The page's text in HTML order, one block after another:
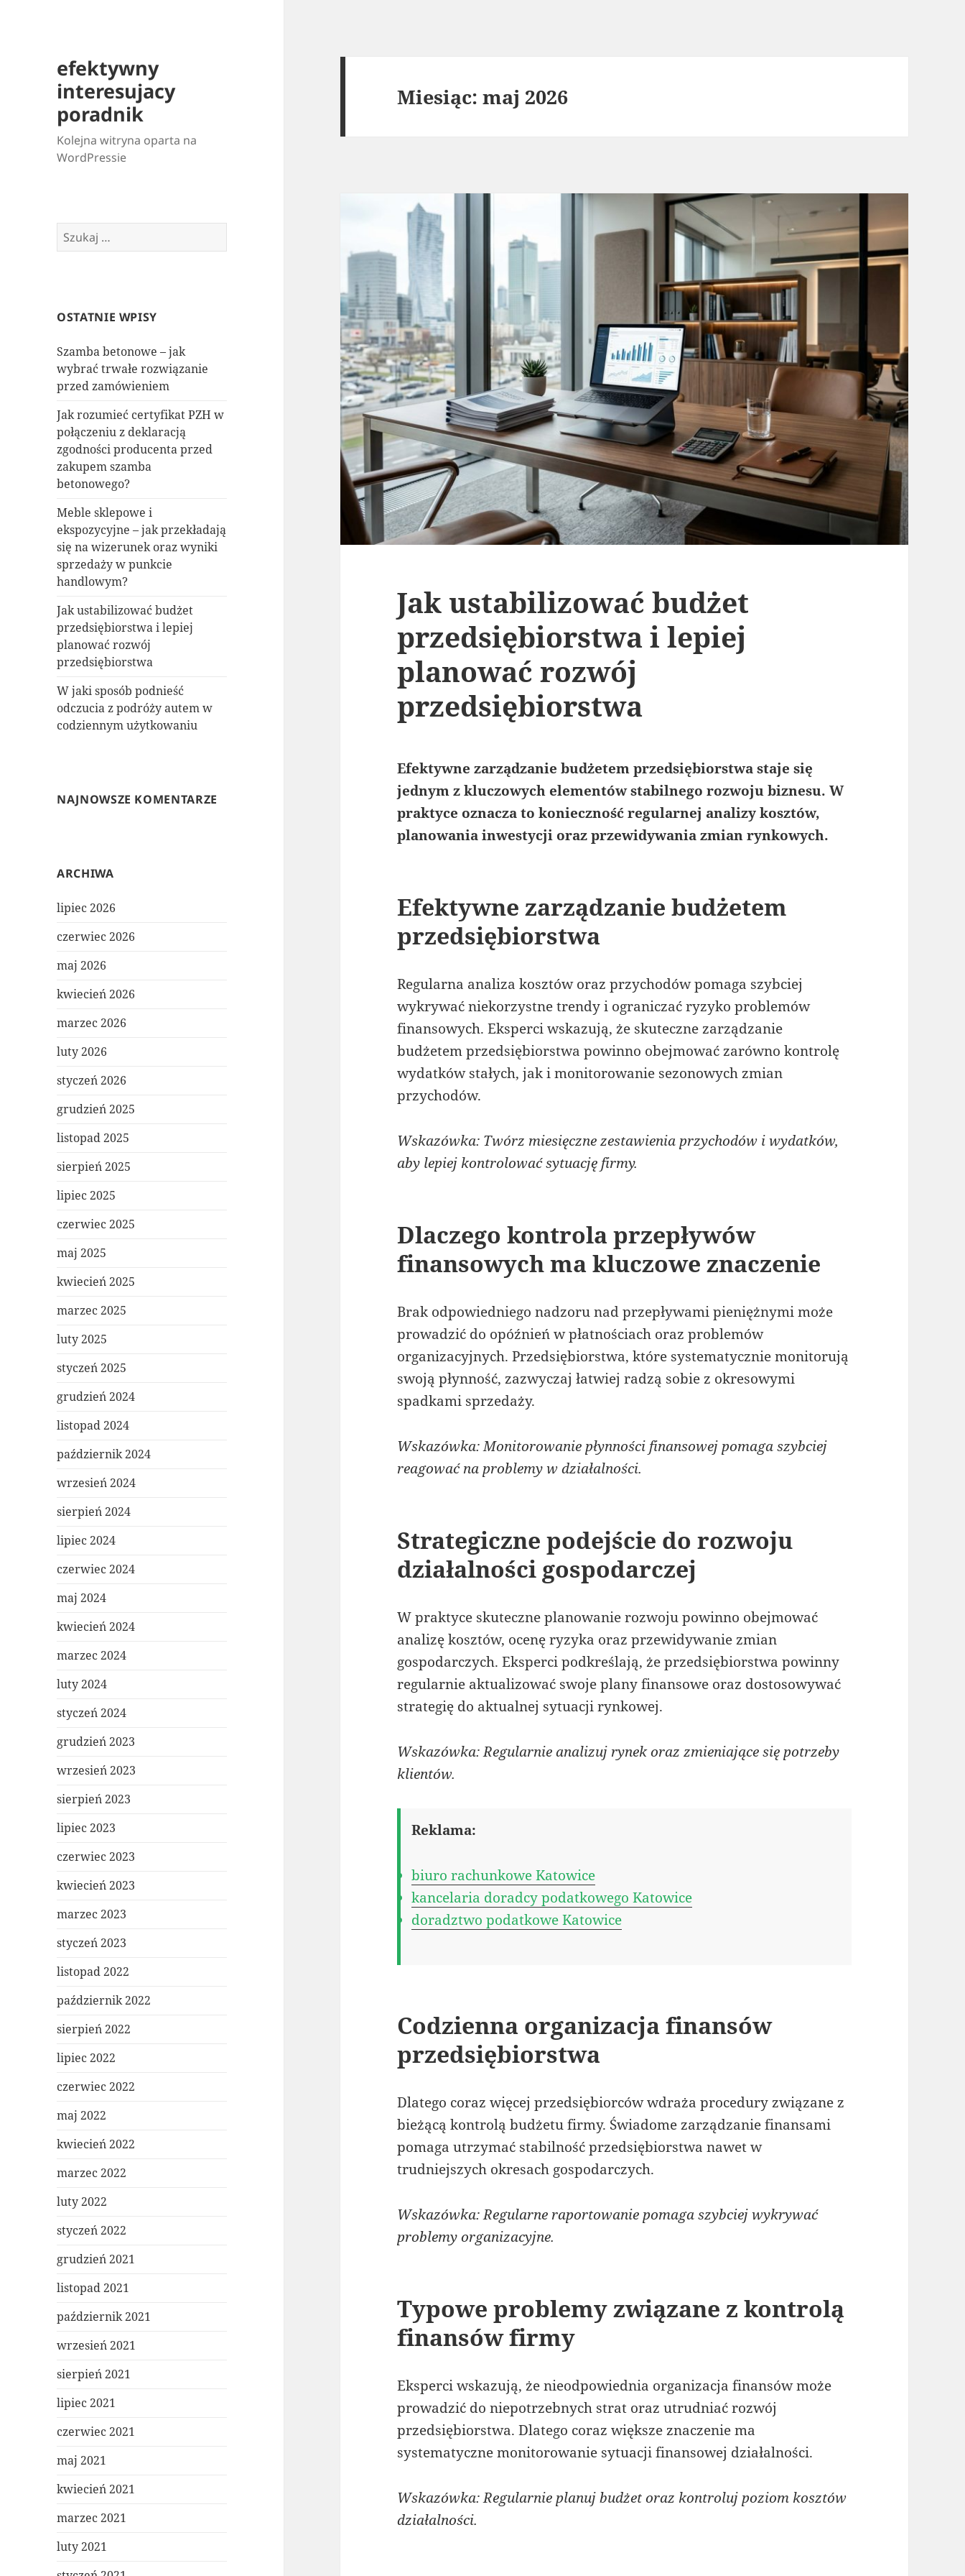
efektywny
interesujacy
poradnik
Kolejna witryna oparta na
WordPressie
Szukaj:
OSTATNIE WPISY
Szamba betonowe – jak
wybrać trwałe rozwiązanie
przed zamówieniem
Jak rozumieć certyfikat PZH w
połączeniu z deklaracją
zgodności producenta przed
zakupem szamba
betonowego?
Meble sklepowe i
ekspozycyjne – jak przekładają
się na wizerunek oraz wyniki
sprzedaży w punkcie
handlowym?
Jak ustabilizować budżet
przedsiębiorstwa i lepiej
planować rozwój
przedsiębiorstwa
W jaki sposób podnieść
odczucia z podróży autem w
codziennym użytkowaniu
NAJNOWSZE KOMENTARZE
ARCHIWA
lipiec 2026
czerwiec 2026
maj 2026
kwiecień 2026
marzec 2026
luty 2026
styczeń 2026
grudzień 2025
listopad 2025
sierpień 2025
lipiec 2025
czerwiec 2025
maj 2025
kwiecień 2025
marzec 2025
luty 2025
styczeń 2025
grudzień 2024
listopad 2024
październik 2024
wrzesień 2024
sierpień 2024
lipiec 2024
czerwiec 2024
maj 2024
kwiecień 2024
marzec 2024
luty 2024
styczeń 2024
grudzień 2023
wrzesień 2023
sierpień 2023
lipiec 2023
czerwiec 2023
kwiecień 2023
marzec 2023
styczeń 2023
listopad 2022
październik 2022
sierpień 2022
lipiec 2022
czerwiec 2022
maj 2022
kwiecień 2022
marzec 2022
luty 2022
styczeń 2022
grudzień 2021
listopad 2021
październik 2021
wrzesień 2021
sierpień 2021
lipiec 2021
czerwiec 2021
maj 2021
kwiecień 2021
marzec 2021
luty 2021
Miesiąc:maj 2026
Jak ustabilizować budżet
przedsiębiorstwa i lepiej
planować rozwój
przedsiębiorstwa
Efektywne zarządzanie budżetem przedsiębiorstwa staje się
jednym z kluczowych elementów stabilnego rozwoju biznesu. W
praktyce oznacza to konieczność regularnej analizy kosztów,
planowania inwestycji oraz przewidywania zmian rynkowych.
Efektywne zarządzanie budżetem
przedsiębiorstwa
Regularna analiza kosztów oraz przychodów pomaga szybciej
wykrywać niekorzystne trendy i ograniczać ryzyko problemów
finansowych. Eksperci wskazują, że skuteczne zarządzanie
budżetem przedsiębiorstwa powinno obejmować zarówno kontrolę
wydatków stałych, jak i monitorowanie sezonowych zmian
przychodów.
Wskazówka: Twórz miesięczne zestawienia przychodów i wydatków,
aby lepiej kontrolować sytuację firmy.
Dlaczego kontrola przepływów
finansowych ma kluczowe znaczenie
Brak odpowiedniego nadzoru nad przepływami pieniężnymi może
prowadzić do opóźnień w płatnościach oraz problemów
organizacyjnych. Przedsiębiorstwa, które systematycznie monitorują
swoją płynność, zazwyczaj łatwiej radzą sobie z okresowymi
spadkami sprzedaży.
Wskazówka: Monitorowanie płynności finansowej pomaga szybciej
reagować na problemy w działalności.
Strategiczne podejście do rozwoju
działalności gospodarczej
W praktyce skuteczne planowanie rozwoju powinno obejmować
analizę kosztów, ocenę ryzyka oraz przewidywanie zmian
gospodarczych. Eksperci podkreślają, że przedsiębiorstwa powinny
regularnie aktualizować swoje plany finansowe oraz dostosowywać
strategię do aktualnej sytuacji rynkowej.
Wskazówka: Regularnie analizuj rynek oraz zmieniające się potrzeby
klientów.
Reklama:
biuro rachunkowe Katowice
kancelaria doradcy podatkowego Katowice
doradztwo podatkowe Katowice
Codzienna organizacja finansów
przedsiębiorstwa
Dlatego coraz więcej przedsiębiorców wdraża procedury związane z
bieżącą kontrolą budżetu firmy. Świadome zarządzanie finansami
pomaga utrzymać stabilność przedsiębiorstwa nawet w
trudniejszych okresach gospodarczych.
Wskazówka: Regularne raportowanie pomaga szybciej wykrywać
problemy organizacyjne.
Typowe problemy związane z kontrolą
finansów firmy
Eksperci wskazują, że nieodpowiednia organizacja finansów może
prowadzić do niepotrzebnych strat oraz utrudniać rozwój
przedsiębiorstwa. Dlatego coraz większe znaczenie ma
systematyczne monitorowanie sytuacji finansowej działalności.
Wskazówka: Regularnie planuj budżet oraz kontroluj poziom kosztów
działalności.